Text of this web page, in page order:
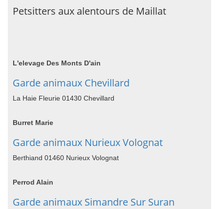
Petsitters aux alentours de Maillat
L'elevage Des Monts D'ain
Garde animaux Chevillard
La Haie Fleurie 01430 Chevillard
Burret Marie
Garde animaux Nurieux Volognat
Berthiand 01460 Nurieux Volognat
Perrod Alain
Garde animaux Simandre Sur Suran